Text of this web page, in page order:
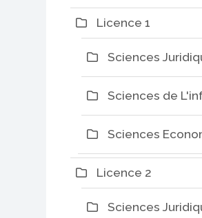
Licence 1
Sciences
Sciences de
Sciences
Licence 2
Sciences